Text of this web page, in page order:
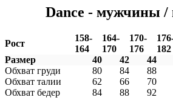
Dance - мужчины
Рост
158-
164
164-
170
170-
176
182
Размер
40 42 44
Обхват груди
80 84 88
Обхват талии
62 66 70
Обхват бедер
84 88 92